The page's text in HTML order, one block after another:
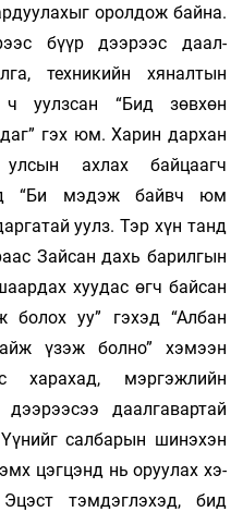
оролдож байна.
бүүр дээрээс даал­
техникийн хянал­тын
уулзсан “Бид зөвхөн
гэх юм. Харин дархан
ахлах байцаагч
“Би мэдэж байвч юм
уулз. Тэр хүн танд
Зайсан дахь барилгын
хуудас өгч байсан
болох уу” гэхэд “Албан
үзэж болно” хэмээн
харахад, мэргэжлийн
даалгавартай
салбарын шинэхэн
цэгцэнд нь оруулах хэ­
тэмдэглэхэд, бид